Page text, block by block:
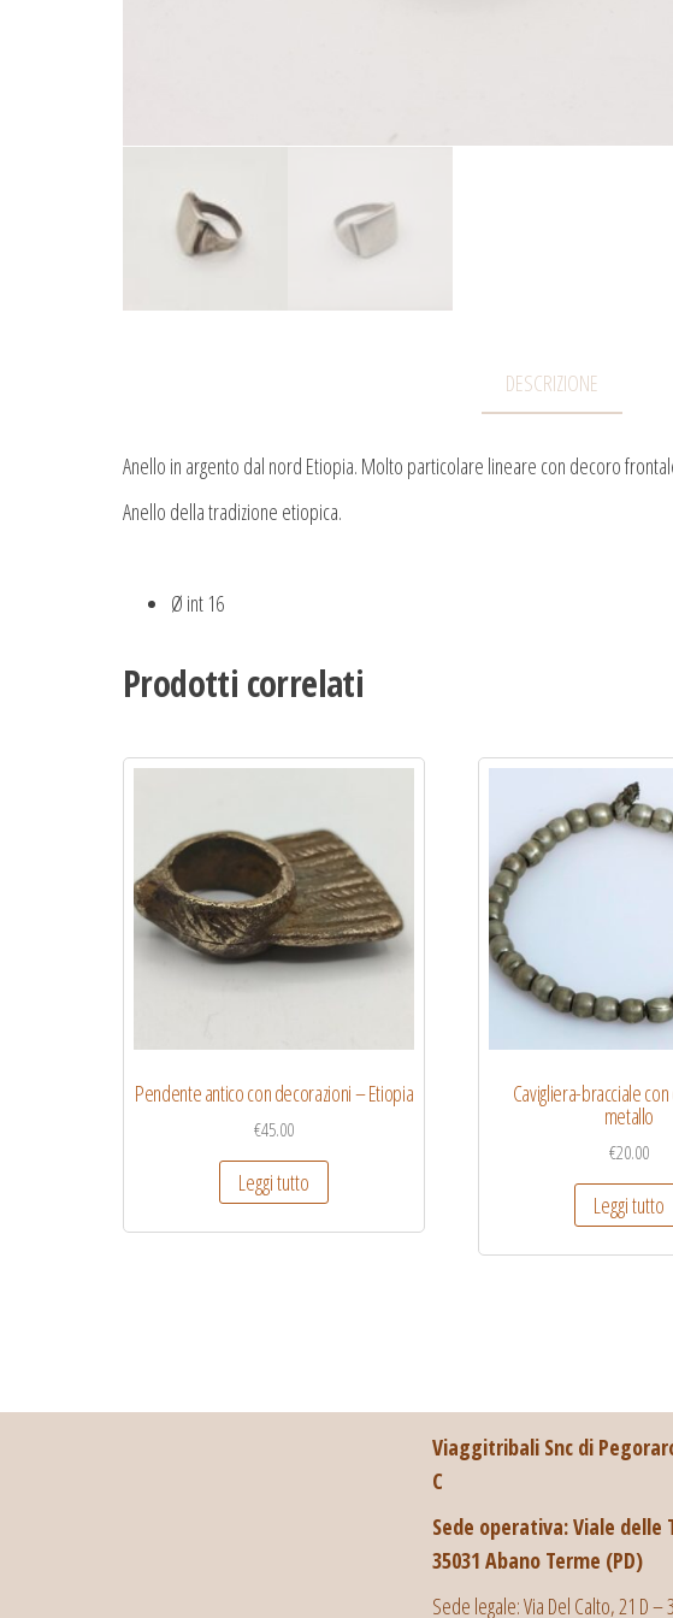
DESCRIZIONE
Anello in argento dal nord Etiopia. Molto particolare lineare con decoro
Anello della tradizione etiopica.
Ø int 16
Prodotti correlati
Pendente antico con decorazioni – Etiopia
€45.00
Leggi tutto
Cavigliera-bracciale
metallo
€20.00
Leggi tutto
Viaggitribali Snc di
C
Sede operativa: Viale delle
35031 Abano Terme (PD)
Sede legale: Via Del Calto, 21 D –